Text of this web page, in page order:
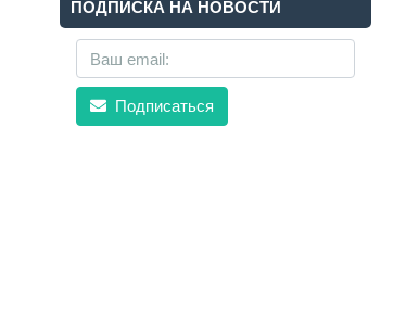
ПОДПИСКА НА НОВОСТИ
Подписаться